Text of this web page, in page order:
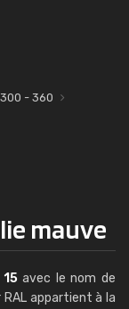
- 360
mauve
avec le nom de
appartient à la